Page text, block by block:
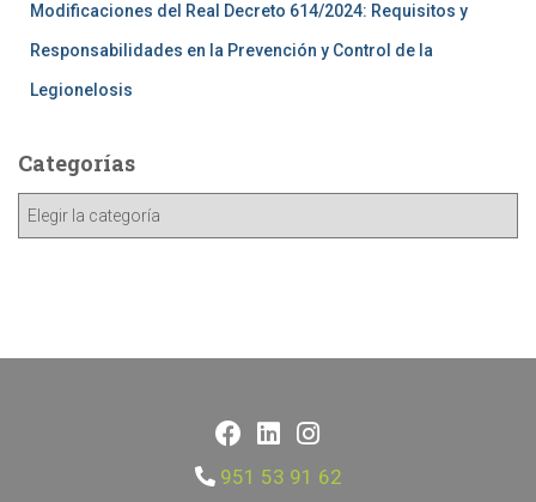
Modificaciones del Real Decreto 614/2024: Requisitos y
Responsabilidades en la Prevención y Control de la
Legionelosis
Categorías
951 53 91 62